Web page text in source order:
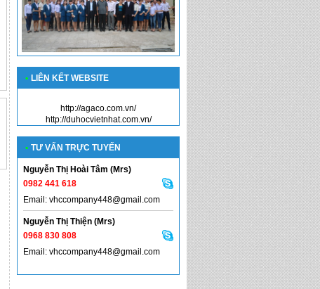
• LIÊN KẾT WEBSITE
http://agaco.com.vn/
http://duhocvietnhat.com.vn/
• TƯ VẤN TRỰC TUYẾN
Nguyễn Thị Hoài Tâm (Mrs)
0982 441 618
Email: vhccompany448@gmail.com
Nguyễn Thị Thiện (Mrs)
0968 830 808
Email: vhccompany448@gmail.com